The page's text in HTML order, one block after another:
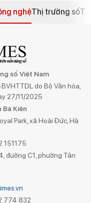
nghệThị trường số
số Việt Nam
do Bộ Văn hóa,
27/11/2025
Bá Kiên
Park, xã Hoài Đức, Hà
151175
đường C1, phường Tân
774 832